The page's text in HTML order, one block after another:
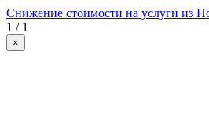
Снижение стоимости на услуги из
1 / 1
×